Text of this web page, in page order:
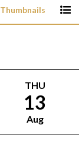
Thumbnails
THU
13
Aug